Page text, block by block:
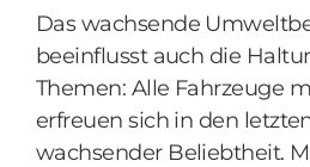
Das wachsende
beeinflusst auch die
Themen: Alle Fahrzeuge
erfreuen sich in den
wachsender Beliebtheit.